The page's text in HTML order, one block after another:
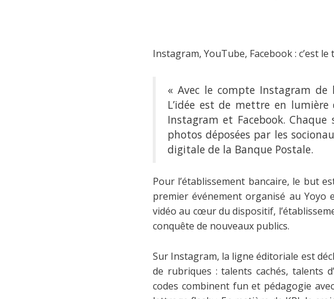
Instagram, YouTube, Facebook : c’est
« Avec le compte Instagram de
L’idée est de mettre en
Instagram et Facebook.
photos déposées par les
digitale de la Banque Postale.
Pour l’établissement bancaire, le but
premier événement organisé au
vidéo au cœur du dispositif,
conquête de nouveaux publics.
Sur Instagram, la ligne éditoriale est
de rubriques : talents cachés, talents
codes combinent fun et pédagogie